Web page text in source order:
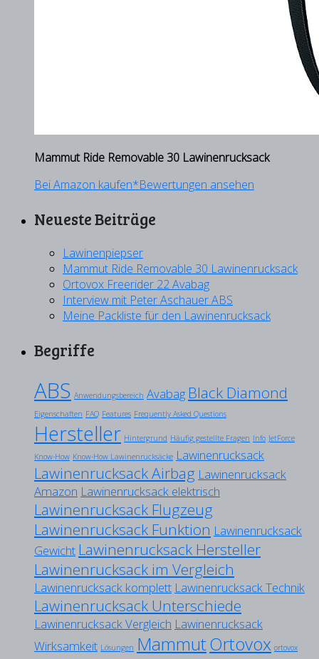
Mammut Ride Removable 30 Lawinenrucksack
Bei Amazon kaufen*Bewertungen ansehen
Neueste Beiträge
Lawinenpiepser
Mammut Ride Removable 30 Lawinenrucksack
Ortovox Freerider 22 Avabag
Interview mit Peter Aschauer ABS
Meine Packliste für den Lawinenrucksack
Begriffe
ABS Anwendungsbereich Avabag Black Diamond
Eigenschaften FAQ Features Frequently Asked Questions
Hersteller Hintergrund Häufig gestellte Fragen Info JetForce
Know-How Know-How Lawinenrucksäcke Lawinenrucksack
Lawinenrucksack Airbag Lawinenrucksack
Amazon Lawinenrucksack elektrisch
Lawinenrucksack Flugzeug
Lawinenrucksack Funktion Lawinenrucksack
Gewicht Lawinenrucksack Hersteller
Lawinenrucksack im Vergleich
Lawinenrucksack komplett Lawinenrucksack Technik
Lawinenrucksack Unterschiede
Lawinenrucksack Vergleich Lawinenrucksack
Wirksamkeit Lösungen MammutOrtovox ortovox